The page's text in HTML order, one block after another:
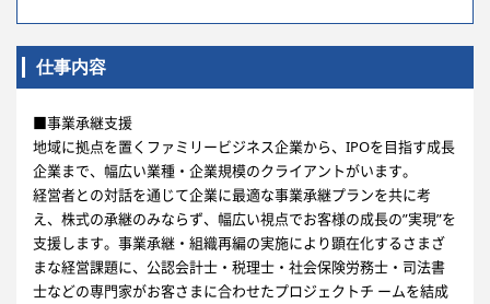
仕事内容
■事業承継支援
地域に拠点を置くファミリービジネス企業から、IPOを目指す成長
企業まで、幅広い業種・企業規模のクライアントがいます。
経営者との対話を通じて企業に最適な事業承継プランを共に考
え、株式の承継のみならず、幅広い視点でお客様の成長の”実現”を
支援します。事業承継・組織再編の実施により顕在化するさまざ
まな経営課題に、公認会計士・税理士・社会保険労務士・司法書
士などの専門家がお客さまに合わせたプロジェクトチ ームを結成